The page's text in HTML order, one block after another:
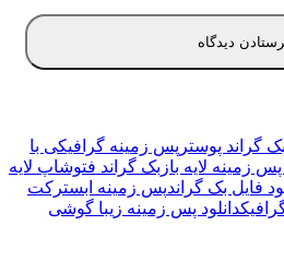
گراند پوستر پس زمینه گرافیکی با
زمینه لایه باز بک گراند فتوشاپ لایه
فایل بک گراندپس زمینه ابسترکت
دانلود پس زمینه زیبا گوشی